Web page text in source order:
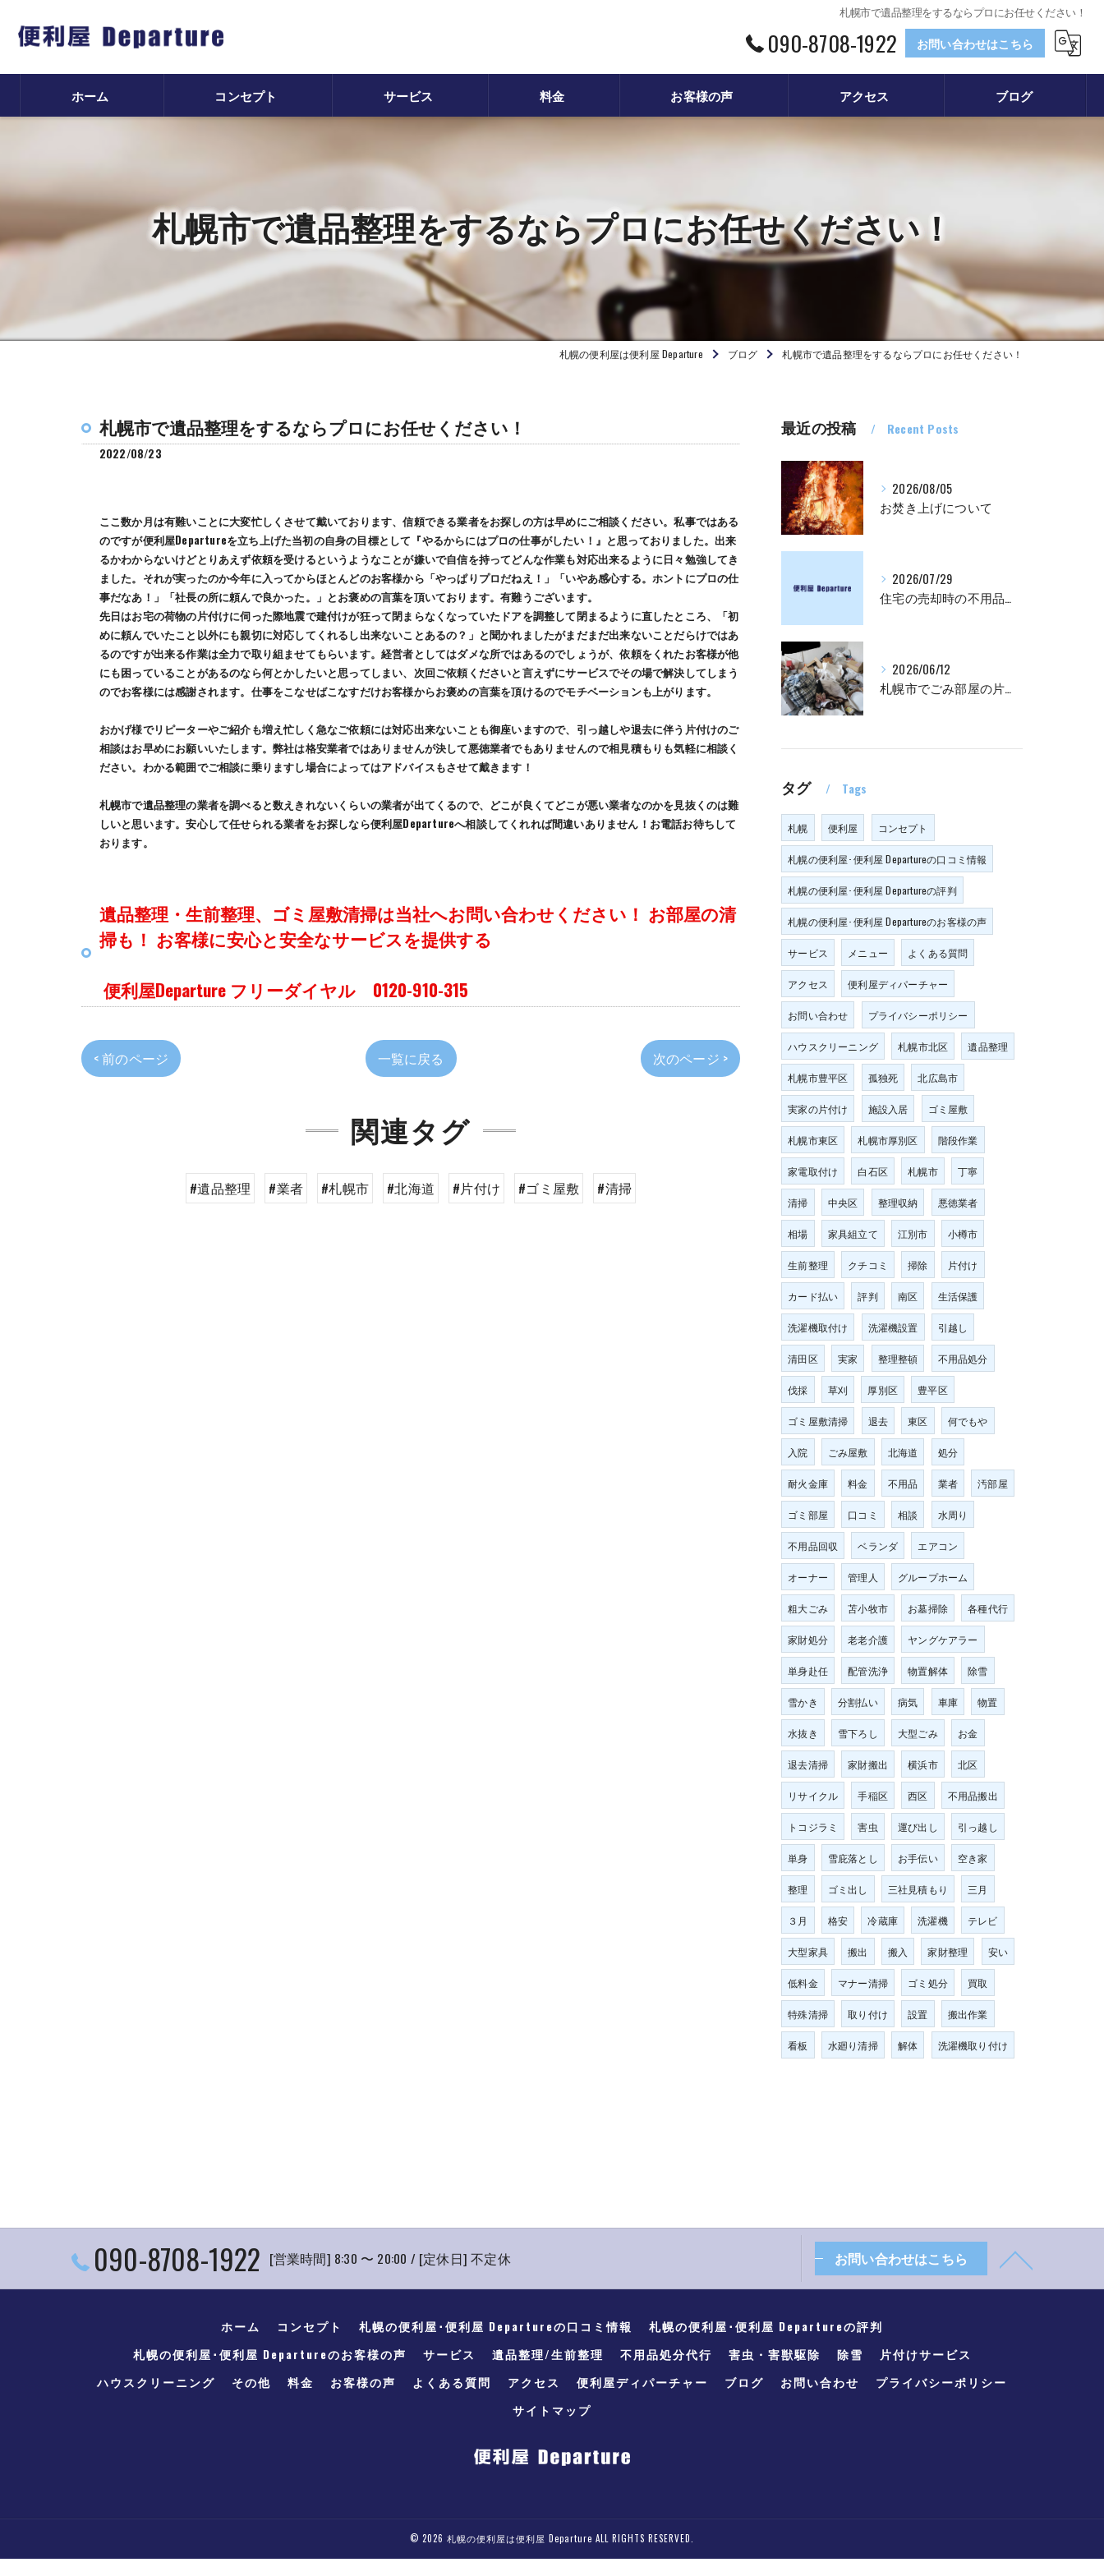
札幌市で遺品整理をするならプロにお任せください！
090-8708-1922 お問い合わせはこちら
ホーム コンセプト サービス
害虫・害獣駆除
除雪
片付けサービス
ハウスクリーニング
料金
男手作業
お客様の声 アクセス ブログ
札幌市で遺品整理をするならプロにお任せください！
札幌の便利屋は便利屋 Departure ブログ 札幌市で遺品整理をするならプロにお任せください！
札幌市で遺品整理をするならプロにお任せください！
2022/08/23
ここ数か月は有難いことに大変忙しくさせて戴いております、信頼できる業者をお探しの方は早めにご相談ください。私事ではある
のですが便利屋Departureを立ち上げた当初の自身の目標として『やるからにはプロの仕事がしたい！』と思っておりました。出来
るかわからないけどとりあえず依頼を受けるというようなことが嫌いで自信を持ってどんな作業も対応出来るように日々勉強してき
ました。それが実ったのか今年に入ってからほとんどのお客様から「やっぱりプロだねえ！」「いやあ感心する。ホントにプロの仕
事だなあ！」「社長の所に頼んで良かった。」とお褒めの言葉を頂いております。有難うございます。
先日はお宅の荷物の片付けに伺った際地震で建付けが狂って閉まらなくなっていたドアを調整して閉まるように直したところ、「初
めに頼んでいたこと以外にも親切に対応してくれるし出来ないことあるの？」と聞かれましたがまだまだ出来ないことだらけではあ
るのですが出来る作業は全力で取り組ませてもらいます。経営者としてはダメな所ではあるのでしょうが、依頼をくれたお客様が他
にも困っていることがあるのなら何とかしたいと思ってしまい、次回ご依頼くださいと言えずにサービスでその場で解決してしまう
のでお客様には感謝されます。仕事をこなせばこなすだけお客様からお褒めの言葉を頂けるのでモチベーションも上がります。
おかげ様でリピーターやご紹介も増え忙しく急なご依頼には対応出来ないことも御座いますので、引っ越しや退去に伴う片付けのご
相談はお早めにお願いいたします。弊社は格安業者ではありませんが決して悪徳業者でもありませんので相見積もりも気軽に相談く
ださい。わかる範囲でご相談に乗りますし場合によってはアドバイスもさせて戴きます！
札幌市で遺品整理の業者を調べると数えきれないくらいの業者が出てくるので、どこが良くてどこが悪い業者なのかを見抜くのは難
しいと思います。安心して任せられる業者をお探しなら便利屋Departureへ相談してくれれば間違いありません！お電話お待ちして
おります。
遺品整理・生前整理、ゴミ屋敷清掃は当社へお問い合わせください！ お部屋の清
掃も！ お客様に安心と安全なサービスを提供する
便利屋Departure フリーダイヤル 0120-910-315
< 前のページ 一覧に戻る 次のページ >
関連タグ
#遺品整理 #業者 #札幌市 #北海道 #片付け #ゴミ屋敷 #清掃
最近の投稿 Recent Posts
2026/08/05
お焚き上げについて
2026/07/29
住宅の売却時の不用品処分について
2026/06/12
札幌市でごみ部屋の片付け・清掃業者をお探しの方は
タグ Tags
札幌 便利屋 コンセプト
札幌の便利屋･便利屋 Departureの口コミ情報
札幌の便利屋･便利屋 Departureの評判
札幌の便利屋･便利屋 Departureのお客様の声
サービス メニュー よくある質問
アクセス 便利屋ディパーチャー
お問い合わせ プライバシーポリシー
ハウスクリーニング 札幌市北区 遺品整理
札幌市豊平区 孤独死 北広島市
実家の片付け 施設入居 ゴミ屋敷
札幌市東区 札幌市厚別区 階段作業
家電取付け 白石区 札幌市 丁寧
清掃 中央区 整理収納 悪徳業者
相場 家具組立て 江別市 小樽市
生前整理 クチコミ 掃除 片付け
カード払い 評判 南区 生活保護
洗濯機取付け 洗濯機設置 引越し
清田区 実家 整理整頓 不用品処分
伐採 草刈 厚別区 豊平区
ゴミ屋敷清掃 退去 東区 何でもや
入院 ごみ屋敷 北海道 処分
耐火金庫 料金 不用品 業者 汚部屋
ゴミ部屋 口コミ 相談 水周り
不用品回収 ベランダ エアコン
オーナー 管理人 グループホーム
粗大ごみ 苫小牧市 お墓掃除 各種代行
家財処分 老老介護 ヤングケアラー
単身赴任 配管洗浄 物置解体 除雪
雪かき 分割払い 病気 車庫 物置
水抜き 雪下ろし 大型ごみ お金
退去清掃 家財搬出 横浜市 北区
リサイクル 手稲区 西区 不用品搬出
トコジラミ 害虫 運び出し 引っ越し
単身 雪庇落とし お手伝い 空き家
整理 ゴミ出し 三社見積もり 三月
３月 格安 冷蔵庫 洗濯機 テレビ
大型家具 搬出 搬入 家財整理 安い
低料金 マナー清掃 ゴミ処分 買取
特殊清掃 取り付け 設置 搬出作業
看板 水廻り清掃 解体 洗濯機取り付け
090-8708-1922 [営業時間] 8:30 〜 20:00 / [定休日] 不定休 お問い合わせはこちら
ホーム コンセプト 札幌の便利屋･便利屋 Departureの口コミ情報
札幌の便利屋･便利屋 Departureの評判
札幌の便利屋･便利屋 Departureのお客様の声
サービス 遺品整理/生前整理 不用品処分代行 害虫・害獣駆除 除雪
片付けサービス
ハウスクリーニング
その他 料金 お客様の声 よくある質問 アクセス 便利屋ディパーチャー ブログ お問い合わせ
プライバシーポリシー
サイトマップ
© 2026 札幌の便利屋は便利屋 Departure ALL RIGHTS RESERVED.